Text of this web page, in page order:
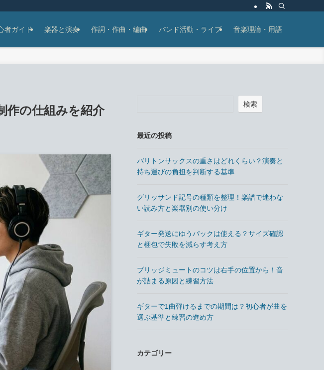
者ガイド 楽器と演奏 作詞・作曲・編曲 バンド活動・ライブ 音楽理論・用語
作の仕組みを紹介 検索
最近の投稿
バリトンサックスの重さはどれくらい？演奏と
持ち運びの負担を判断する基準
グリッサンド記号の種類を整理！楽譜で迷わな
い読み方と楽器別の使い分け
ギター発送にゆうパックは使える？サイズ確認
と梱包で失敗を減らす考え方
ブリッジミュートのコツは右手の位置から！音
が詰まる原因と練習方法
ギターで1曲弾けるまでの期間は？初心者が曲を
選ぶ基準と練習の進め方
カテゴリー